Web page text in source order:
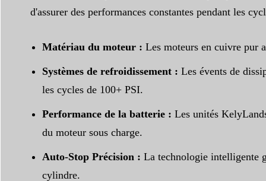
d'assurer des performances constantes pendant les
Matériau du moteur : Les moteurs en cuivre pur
Systèmes de refroidissement : Les évents de
les cycles de 100+ PSI.
Performance de la batterie : Les unités
du moteur sous charge.
Auto-Stop Précision : La technologie intelligente
cylindre.